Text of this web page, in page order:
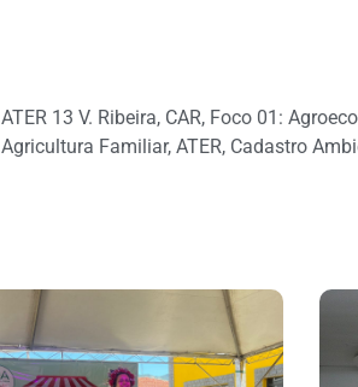
ATER 13 V. Ribeira, CAR, Foco 01:
Agricultura Familiar, ATER, Cadastro
Feira De Produtos